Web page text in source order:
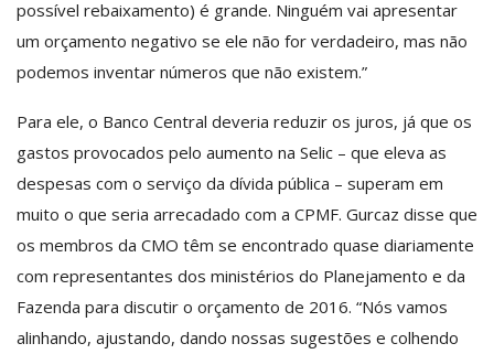
possível rebaixamento) é grande. Ninguém vai apresentar
um orçamento negativo se ele não for verdadeiro, mas não
podemos inventar números que não existem.”
Para ele, o Banco Central deveria reduzir os juros, já que os
gastos provocados pelo aumento na Selic – que eleva as
despesas com o serviço da dívida pública – superam em
muito o que seria arrecadado com a CPMF. Gurcaz disse que
os membros da CMO têm se encontrado quase diariamente
com representantes dos ministérios do Planejamento e da
Fazenda para discutir o orçamento de 2016. “Nós vamos
alinhando, ajustando, dando nossas sugestões e colhendo